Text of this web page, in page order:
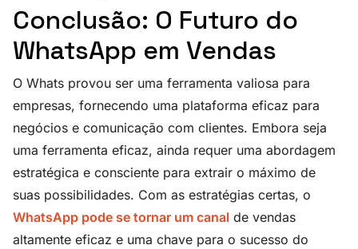
Conclusão: O Futuro do
WhatsApp em Vendas
O Whats provou ser uma ferramenta valiosa para
empresas, fornecendo uma plataforma eficaz para
negócios e comunicação com clientes. Embora seja
uma ferramenta eficaz, ainda requer uma abordagem
estratégica e consciente para extrair o máximo de
suas possibilidades. Com as estratégias certas, o
WhatsApp pode se tornar um canal de vendas
altamente eficaz e uma chave para o sucesso do